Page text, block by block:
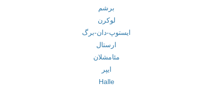
برشم
لوکرن
ایستوپ-دان-برگ
ارستال
مئامشلان
ایپر
Halle